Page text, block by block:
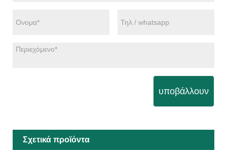
υποβάλλουν
Σχετικά προϊόντα